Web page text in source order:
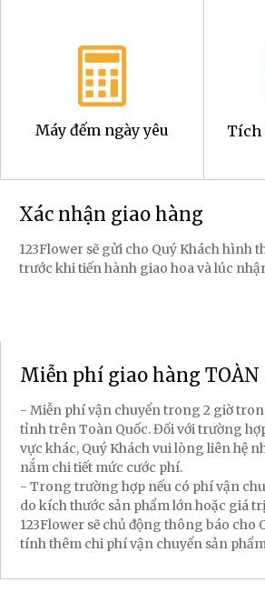
Máy đếm ngày yêu Tích
Xác nhận giao hàng
123Flower sẽ gửi cho Quý Khách hình
trước khi tiến hành giao hoa và lúc
Miễn phí giao hàng TOÀN
- Miễn phí vận chuyển trong 2 giờ
tỉnh trên Toàn Quốc. Đối với trường
vực khác, Quý Khách vui lòng liên hệ
nắm chi tiết mức cước phí.
- Trong trường hợp nếu có phí vận
do kích thước sản phẩm lớn hoặc giá
123Flower sẽ chủ động thông báo cho
tính thêm chi phí vận chuyển sản